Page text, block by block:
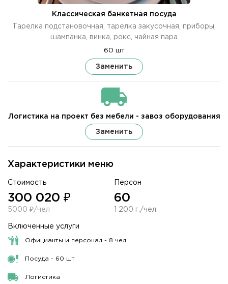
Характеристики меню
Стоимость
300 020 ₽
5000 ₽/чел
Персон
60
1 200 г./чел.
Включенные услуги
Официанты и персонал - 8 чел.
Посуда - 60 шт
Логистика
Классическая банкетная посуда
Тарелка подстановочная, тарелка закусочная, приборы,
шампанка, винка, рокс, чайная пара
60 шт
Заменить
Логистика на проект без мебели - завоз оборудования
Заменить